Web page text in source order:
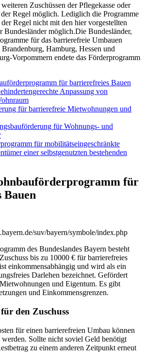
Zuschüssen der Pflegekasse oder
Regel möglich. Lediglich die Programme
Regel nicht mit den hier vorgestellten
Bundesländer möglich.Die Bundesländer,
für das barrierefreie Umbauen
Hamburg, Hessen und
Vorpommern endete das Förderprogramm
für barrierefreies Bauen
Anpassung von
für barrierefreie Mietwohnungen und
für Wohnungs- und
für mobilitätseingeschränkte
einer selbstgenutzten bestehenden
für
suv/bayern/symbole/index.php
des Bundeslandes Bayern besteht
bis zu 10000 € für barrierefreies
einkommensabhängig und wird als ein
Darlehen bezeichnet. Gefördert
und Eigentum. Es gibt
und Einkommensgrenzen.
den Zuschuss
für einen barrierefreien Umbau können
Sollte nicht soviel Geld benötigt
zu einem anderen Zeitpunkt erneut